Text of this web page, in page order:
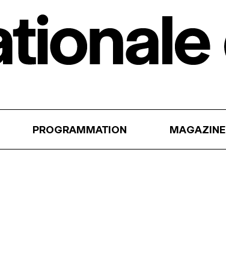
PROGRAMMATION MAGAZINE